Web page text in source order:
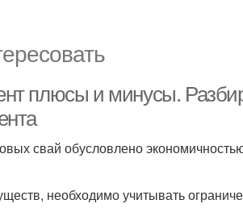
плюсы и минусы.
свай обусловлено
необходимо учитывать